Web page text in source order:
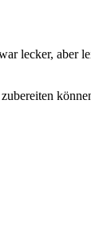
lecker, aber